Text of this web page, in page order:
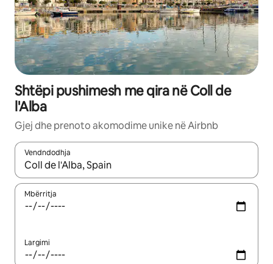
Shtëpi pushimesh me qira në Coll de
l'Alba
Gjej dhe prenoto akomodime unike në Airbnb
Vendndodhja
Kur rezultatet të jenë të disponueshme, lëviz me butonat e
Mbërritja
Largimi